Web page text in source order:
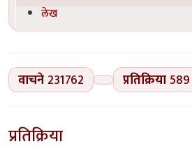
लेख
वाचने 231762 प्रतिक्रिया589
प्रतिक्रिया